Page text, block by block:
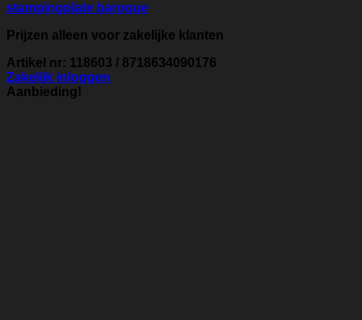
stampingplate baroque
Prijzen alleen voor zakelijke klanten
Artikel nr: 118603 / 8718634090176
Zakelijk inloggen
Aanbieding!